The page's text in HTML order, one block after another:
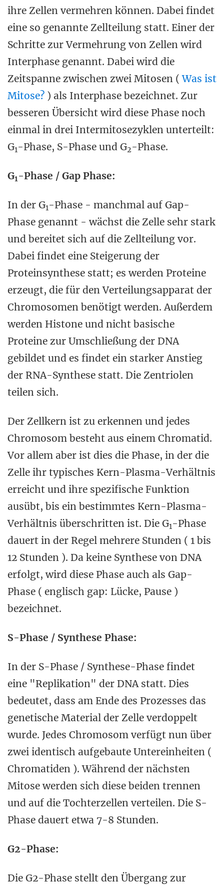
ihre Zellen vermehren können. Dabei findet
eine so genannte Zellteilung statt. Einer der
Schritte zur Vermehrung von Zellen wird
Interphase genannt. Dabei wird die
Zeitspanne zwischen zwei Mitosen (Was ist
Mitose? ) als Interphase bezeichnet. Zur
besseren Übersicht wird diese Phase noch
einmal in drei Intermitosezyklen unterteilt:
G1-Phase, S-Phase und G2-Phase.
G1 -Phase / Gap Phase:
In der G1-Phase - manchmal auf Gap-
Phase genannt - wächst die Zelle sehr stark
und bereitet sich auf die Zellteilung vor.
Dabei findet eine Steigerung der
Proteinsynthese statt; es werden Proteine
erzeugt, die für den Verteilungsapparat der
Chromosomen benötigt werden. Außerdem
werden Histone und nicht basische
Proteine zur Umschließung der DNA
gebildet und es findet ein starker Anstieg
der RNA-Synthese statt. Die Zentriolen
teilen sich.
Der Zellkern ist zu erkennen und jedes
Chromosom besteht aus einem Chromatid.
Vor allem aber ist dies die Phase, in der die
Zelle ihr typisches Kern-Plasma-Verhältnis
erreicht und ihre spezifische Funktion
ausübt, bis ein bestimmtes Kern-Plasma-
Verhältnis überschritten ist. Die G1-Phase
dauert in der Regel mehrere Stunden ( 1 bis
12 Stunden ). Da keine Synthese von DNA
erfolgt, wird diese Phase auch als Gap-
Phase ( englisch gap: Lücke, Pause )
bezeichnet.
S-Phase / Synthese Phase:
In der S-Phase / Synthese-Phase findet
eine "Replikation" der DNA statt. Dies
bedeutet, dass am Ende des Prozesses das
genetische Material der Zelle verdoppelt
wurde. Jedes Chromosom verfügt nun über
zwei identisch aufgebaute Untereinheiten (
Chromatiden ). Während der nächsten
Mitose werden sich diese beiden trennen
und auf die Tochterzellen verteilen. Die S-
Phase dauert etwa 7-8 Stunden.
G2-Phase:
Die G2-Phase stellt den Übergang zur